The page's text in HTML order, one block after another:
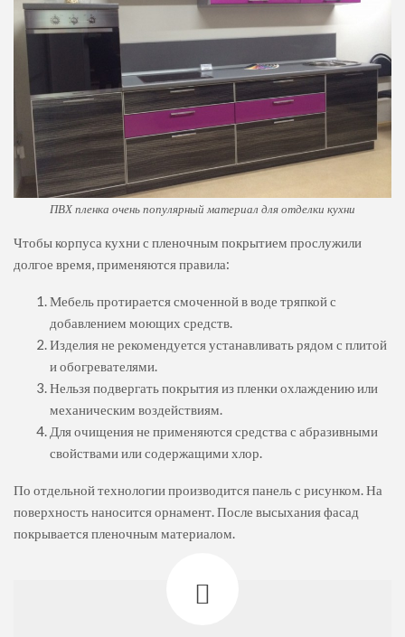
ПВХ пленка очень популярный материал для отделки кухни
Чтобы корпуса кухни с пленочным покрытием прослужили
долгое время, применяются правила:
Мебель протирается смоченной в воде тряпкой с
добавлением моющих средств.
Изделия не рекомендуется устанавливать рядом с плитой
и обогревателями.
Нельзя подвергать покрытия из пленки охлаждению или
механическим воздействиям.
Для очищения не применяются средства с абразивными
свойствами или содержащими хлор.
По отдельной технологии производится панель с рисунком. На
поверхность наносится орнамент. После высыхания фасад
покрывается пленочным материалом.